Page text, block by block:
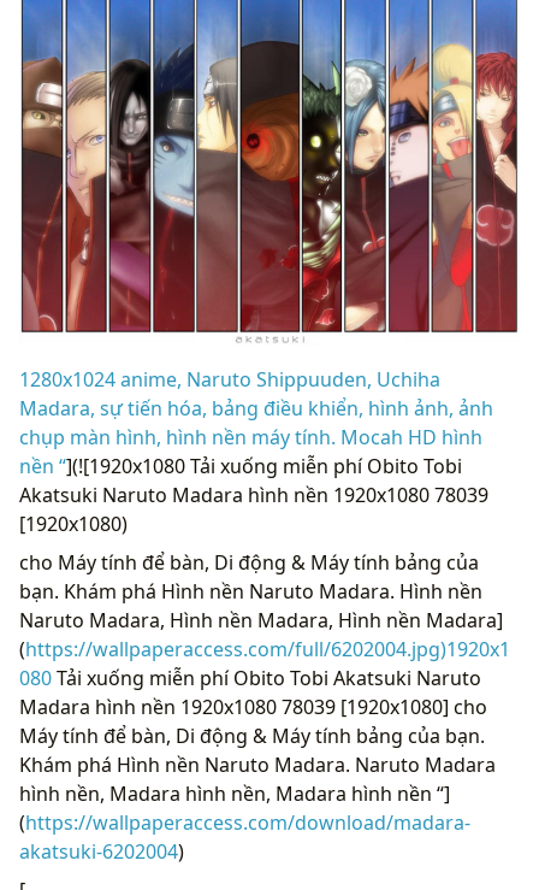
1280x1024 anime, Naruto Shippuuden, Uchiha
Madara, sự tiến hóa, bảng điều khiển, hình ảnh, ảnh
chụp màn hình, hình nền máy tính. Mocah HD hình
nền “](![1920x1080 Tải xuống miễn phí Obito Tobi
Akatsuki Naruto Madara hình nền 1920x1080 78039
[1920x1080)
cho Máy tính để bàn, Di động & Máy tính bảng của
bạn. Khám phá Hình nền Naruto Madara. Hình nền
Naruto Madara, Hình nền Madara, Hình nền Madara]
(https://wallpaperaccess.com/full/6202004.jpg)1920x1
080Tải xuống miễn phí Obito Tobi Akatsuki Naruto
Madara hình nền 1920x1080 78039 [1920x1080] cho
Máy tính để bàn, Di động & Máy tính bảng của bạn.
Khám phá Hình nền Naruto Madara. Naruto Madara
hình nền, Madara hình nền, Madara hình nền “]
(https://wallpaperaccess.com/download/madara-
akatsuki-6202004)